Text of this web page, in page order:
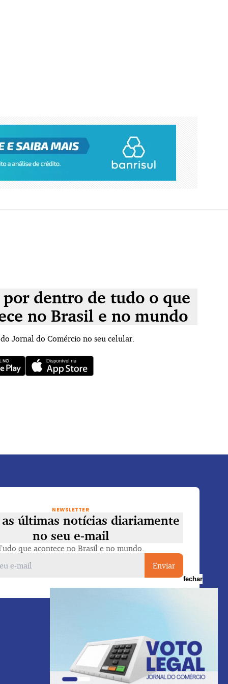
dentro de tudo o que
no Brasil e no mundo
Jornal do Comércio no seu celular.
NEWSLETTER
as últimas notícias diariamente
no seu e-mail
que acontece no Brasil e no mundo.
Enviar
fechar